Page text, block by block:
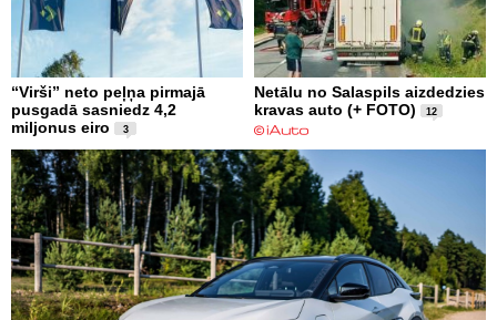
“Virši” neto peļņa pirmajā
pusgadā sasniedz 4,2
miljonus eiro
3
Netālu no Salaspils aizdedzies
kravas auto (+ FOTO)
12